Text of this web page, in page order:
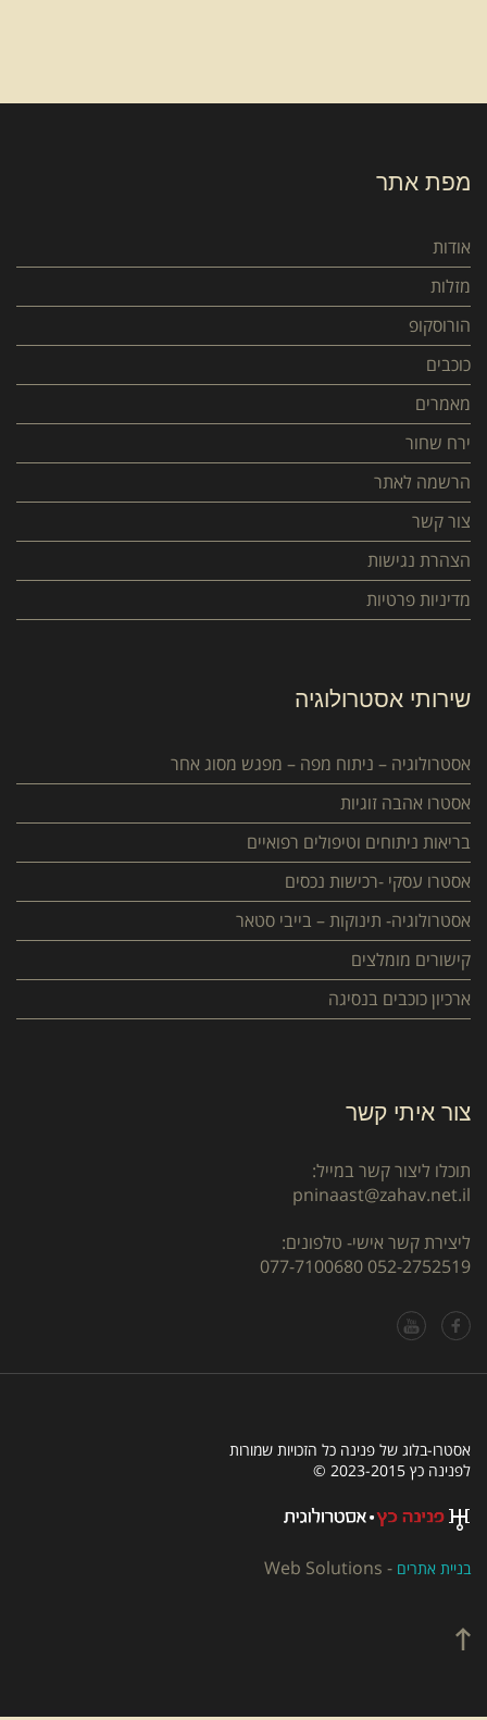
מפת אתר
אודות
מזלות
הורוסקופ
כוכבים
מאמרים
ירח שחור
הרשמה לאתר
צור קשר
הצהרת נגישות
מדיניות פרטיות
שירותי אסטרולוגיה
אסטרולוגיה – ניתוח מפה – מפגש מסוג אחר
אסטרו אהבה זוגיות
בריאות ניתוחים וטיפולים רפואיים
אסטרו עסקי -רכישות נכסים
אסטרולוגיה- תינוקות – בייבי סטאר
קישורים מומלצים
ארכיון כוכבים בנסיגה
צור איתי קשר
תוכלו ליצור קשר במייל:
pninaast@zahav.net.il
ליצירת קשר אישי- טלפונים:
052-2752519
077-7100680
אסטרו-בלוג של פנינה כל הזכויות שמורות
לפנינה כץ 2023-2015 ©
בניית אתרים -
Web Solutions